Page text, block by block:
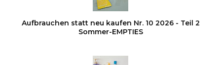
Aufbrauchen statt neu kaufen Nr. 10 2026 - Teil 2
Sommer-EMPTIES